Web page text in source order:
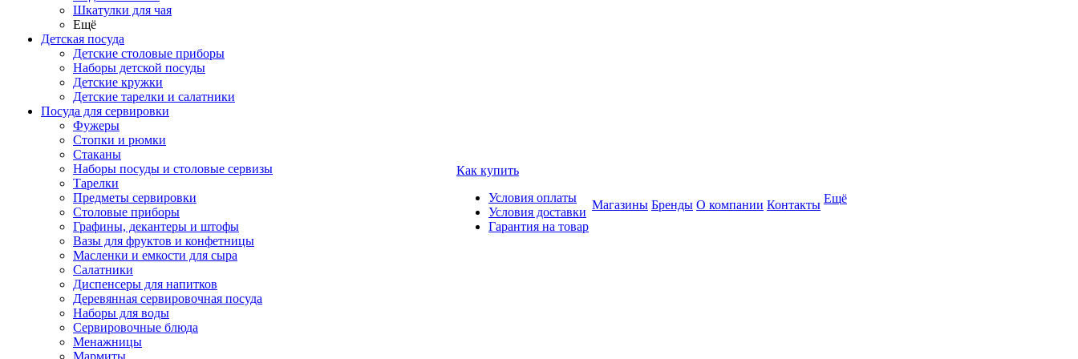
Шкатулки для чая
Ещё
Детская посуда
Детские столовые приборы
Наборы детской посуды
Детские кружки
Детские тарелки и салатники
Посуда для сервировки
Фужеры
Стопки и рюмки
Стаканы
Наборы посуды и столовые сервизы
Тарелки
Предметы сервировки
Столовые приборы
Графины, декантеры и штофы
Вазы для фруктов и конфетницы
Масленки и емкости для сыра
Салатники
Диспенсеры для напитков
Деревянная сервировочная посуда
Наборы для воды
Сервировочные блюда
Менажницы
Мармиты
Как купить
Условия оплаты
Условия доставки
Гарантия на товар
Магазины Бренды О компании Контакты Ещё